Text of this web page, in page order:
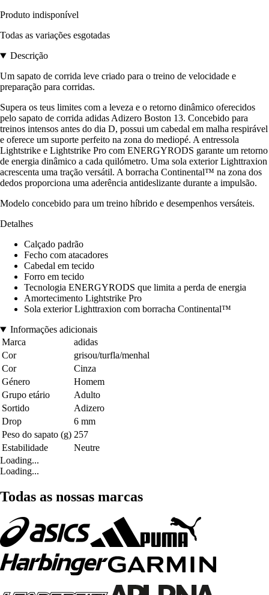
Produto indisponível
Todas as variações esgotadas
Descrição
Um sapato de corrida leve criado para o treino de velocidade e
preparação para corridas.
Supera os teus limites com a leveza e o retorno dinâmico oferecidos
pelo sapato de corrida adidas Adizero Boston 13. Concebido para
treinos intensos antes do dia D, possui um cabedal em malha respirável
e oferece um suporte perfeito na zona do mediopé. A entressola
Lightstrike e Lightstrike Pro com ENERGYRODS garante um retorno
de energia dinâmico a cada quilómetro. Uma sola exterior Lighttraxion
acrescenta uma tração versátil. A borracha Continental™ na zona dos
dedos proporciona uma aderência antideslizante durante a impulsão.
Modelo concebido para um treino híbrido e desempenhos versáteis.
Detalhes
Calçado padrão
Fecho com atacadores
Cabedal em tecido
Forro em tecido
Tecnologia ENERGYRODS que limita a perda de energia
Amortecimento Lightstrike Pro
Sola exterior Lighttraxion com borracha Continental™
Informações adicionais
Marca
adidas
Cor
grisou/turfla/menhal
Cor
Cinza
Género
Homem
Grupo etário
Adulto
Sortido
Adizero
Drop
6 mm
Peso do sapato (g) 257
Estabilidade
Neutre
Loading...
Loading...
Todas as nossas marcas